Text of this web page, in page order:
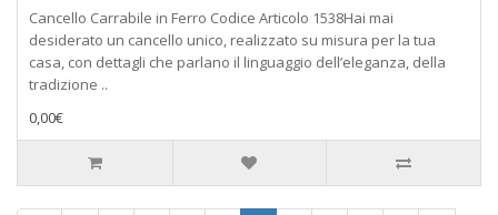
Cancello Carrabile in Ferro Codice Articolo 1538Hai mai
desiderato un cancello unico, realizzato su misura per la tua
casa, con dettagli che parlano il linguaggio dell’eleganza, della
tradizione ..
0,00€